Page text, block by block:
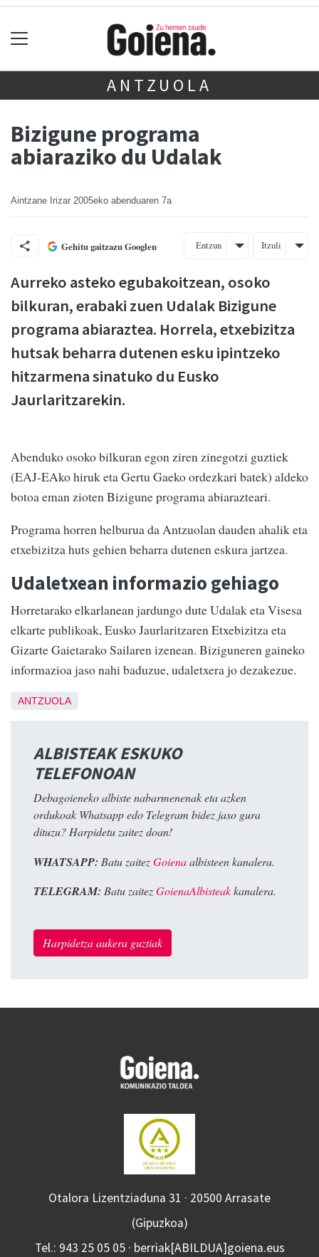
ANTZUOLA
Bizigune programa
abiaraziko du Udalak
Aintzane Irizar 2005eko abenduaren 7a
Gehitu gaitzazu Googlen Entzun Itzuli
Aurreko asteko egubakoitzean, osoko
bilkuran, erabaki zuen Udalak Bizigune
programa abiaraztea. Horrela, etxebizitza
hutsak beharra dutenen esku ipintzeko
hitzarmena sinatuko du Eusko
Jaurlaritzarekin.
Abenduko osoko bilkuran egon ziren zinegotzi guztiek
(EAJ-EAko hiruk eta Gertu Gaeko ordezkari batek) aldeko
botoa eman zioten Bizigune programa abiarazteari.
Programa horren helburua da Antzuolan dauden ahalik eta
etxebizitza huts gehien beharra dutenen eskura jartzea.
Udaletxean informazio gehiago
Horretarako elkarlanean jardungo dute Udalak eta Visesa
elkarte publikoak, Eusko Jaurlaritzaren Etxebizitza eta
Gizarte Gaietarako Sailaren izenean. Biziguneren gaineko
informazioa jaso nahi baduzue, udaletxera jo dezakezue.
ANTZUOLA
ALBISTEAK ESKUKO
TELEFONOAN
Debagoieneko albiste nabarmenenak eta azken
ordukoak Whatsapp edo Telegram bidez jaso gura
dituzu? Harpidetu zaitez doan!
WHATSAPP: Batu zaitezGoienaalbisteen kanalera.
TELEGRAM: Batu zaitezGoienaAlbisteakkanalera.
Harpidetza aukera guztiak
Otalora Lizentziaduna 31 · 20500 Arrasate
(Gipuzkoa)
Tel.: 943 25 05 05 · berriak[ABILDUA]goiena.eus